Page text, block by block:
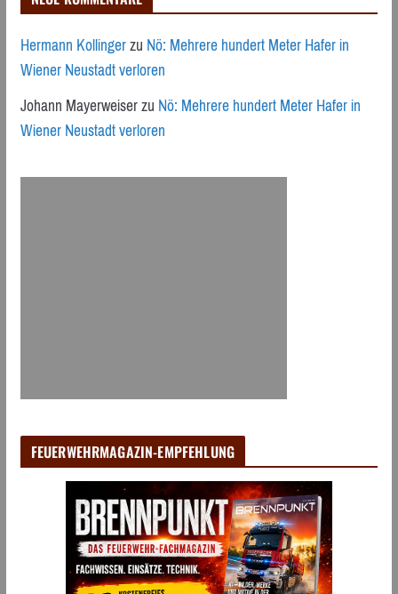
Hermann KollingerzuNö: Mehrere hundert Meter Hafer in
Wiener Neustadt verloren
Johann MayerweiserzuNö: Mehrere hundert Meter Hafer in
Wiener Neustadt verloren
FEUERWEHRMAGAZIN-EMPFEHLUNG